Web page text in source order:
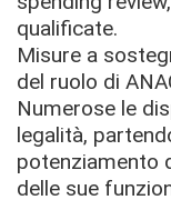
qualificate.
Misure a
del ruolo di
Numerose le
legalità,
potenziamento
delle sue